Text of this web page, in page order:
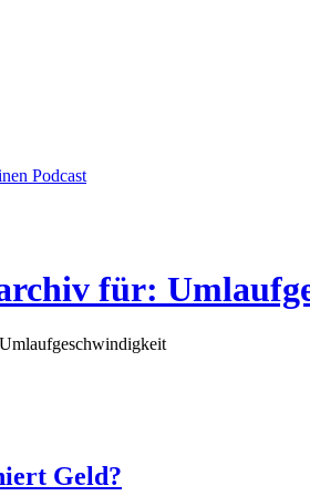
Podcast
für:
Umlaufgeschwindigkeit
Geld?